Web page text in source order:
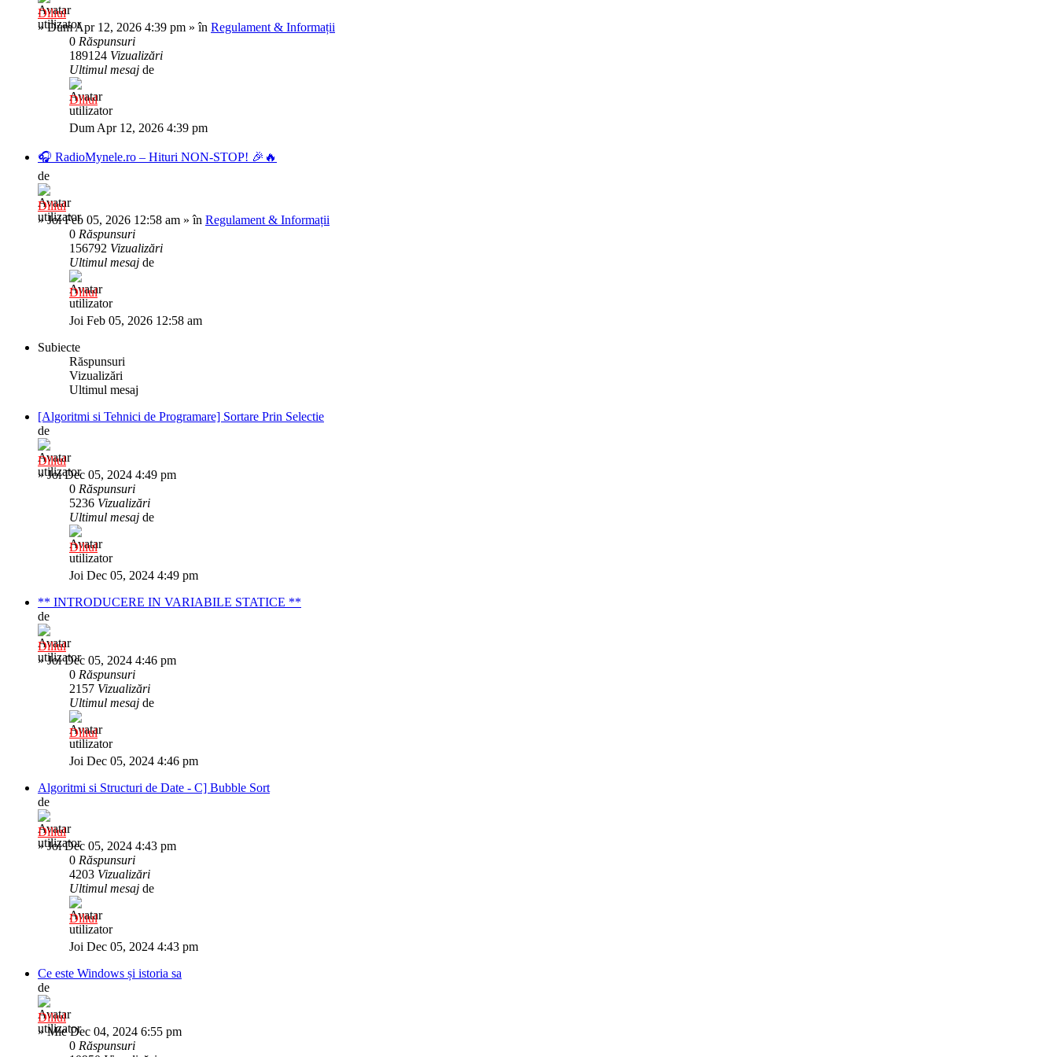
Diliul
»Dum Apr 12, 2026 4:39 pm » în Regulament & Informații
0 Răspunsuri
189124 Vizualizări
Ultimul mesaj de
Diliul
Dum Apr 12, 2026 4:39 pm
🎧 RadioMynele.ro – Hituri NON-STOP! 🎉🔥
de
Diliul
»Joi Feb 05, 2026 12:58 am » în Regulament & Informații
0 Răspunsuri
156792 Vizualizări
Ultimul mesaj de
Diliul
Joi Feb 05, 2026 12:58 am
Subiecte
Răspunsuri
Vizualizări
Ultimul mesaj
[Algoritmi si Tehnici de Programare] Sortare Prin Selectie
de
Diliul
»Joi Dec 05, 2024 4:49 pm
0 Răspunsuri
5236 Vizualizări
Ultimul mesaj de
Diliul
Joi Dec 05, 2024 4:49 pm
** INTRODUCERE IN VARIABILE STATICE **
de
Diliul
»Joi Dec 05, 2024 4:46 pm
0 Răspunsuri
2157 Vizualizări
Ultimul mesaj de
Diliul
Joi Dec 05, 2024 4:46 pm
Algoritmi si Structuri de Date - C] Bubble Sort
de
Diliul
»Joi Dec 05, 2024 4:43 pm
0 Răspunsuri
4203 Vizualizări
Ultimul mesaj de
Diliul
Joi Dec 05, 2024 4:43 pm
Ce este Windows și istoria sa
de
Diliul
»Mie Dec 04, 2024 6:55 pm
0 Răspunsuri